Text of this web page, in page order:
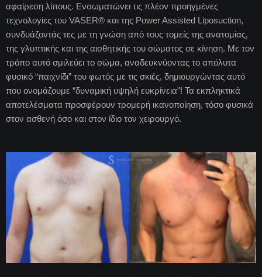
αφαίρεση λίπους. Ενσωματώνει τις πλέον προηγμένες
τεχνολογίες του VASER® και της Power Assisted Liposuction,
συνδυάζοντάς τες με τη γνώση από τους τομείς της ανατομίας,
της γλυπτικής και της αισθητικής του σώματος σε κίνηση. Με τον
τρόπο αυτό σμιλεύει το σώμα, αναδευκνύοντας το απόλυτα
φυσικό “παιχνίδι” του φωτός με τις σκιές, δημιουργώντας αυτό
που ονομάζουμε “δυναμική υψηλή ευκρίνεια”! Τα εκπληκτικά
αποτελέσματα προσφέρουν τρομερή ικανοποίηση, τόσο φυσικά
στον ασθενή όσο και στον ίδιο τον χειρουργό.